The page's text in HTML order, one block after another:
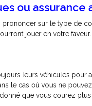
ou assurance
prononcer sur le type de
jouer en votre faveur.
leurs véhicules pour
le cas où vous ne
que vous courez plus